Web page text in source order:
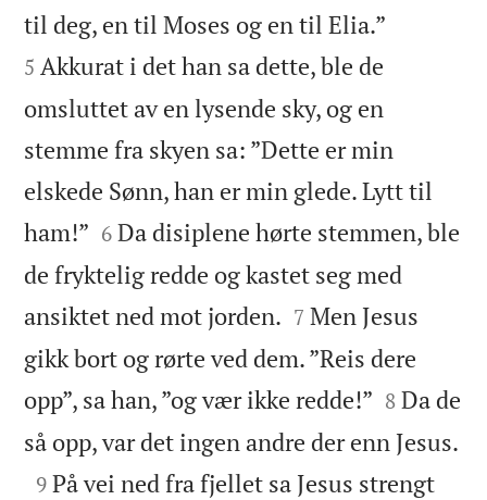
til deg, en til Moses og en til Elia.”
5 Akkurat i det han sa dette, ble de
omsluttet av en lysende sky, og en
stemme fra skyen sa: ”Dette er min
elskede Sønn, han er min glede. Lytt til
ham!” 

6 Da disiplene hørte stemmen, ble
de fryktelig redde og kastet seg med
ansiktet ned mot jorden. 

7 Men Jesus
gikk bort og rørte ved dem. ”Reis dere
opp”, sa han, ”og vær ikke redde!” 

8 Da de
så opp, var det ingen andre der enn Jesus.

9 På vei ned fra fjellet sa Jesus strengt